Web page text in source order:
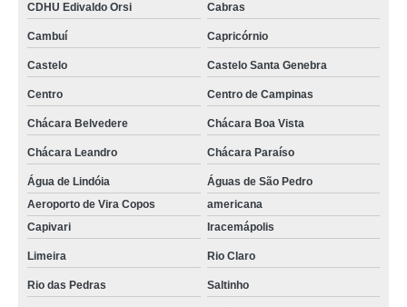
CDHU Edivaldo Orsi Cabras
Cambuí Capricórnio
Castelo Castelo Santa Genebra
Centro Centro de Campinas
Chácara Belvedere Chácara Boa Vista
Chácara Leandro Chácara Paraíso
Água de Lindóia
Águas de São Pedro
Aeroporto de Vira Copos
americana
Capivari
Iracemápolis
Limeira Rio Claro
Rio das Pedras Saltinho